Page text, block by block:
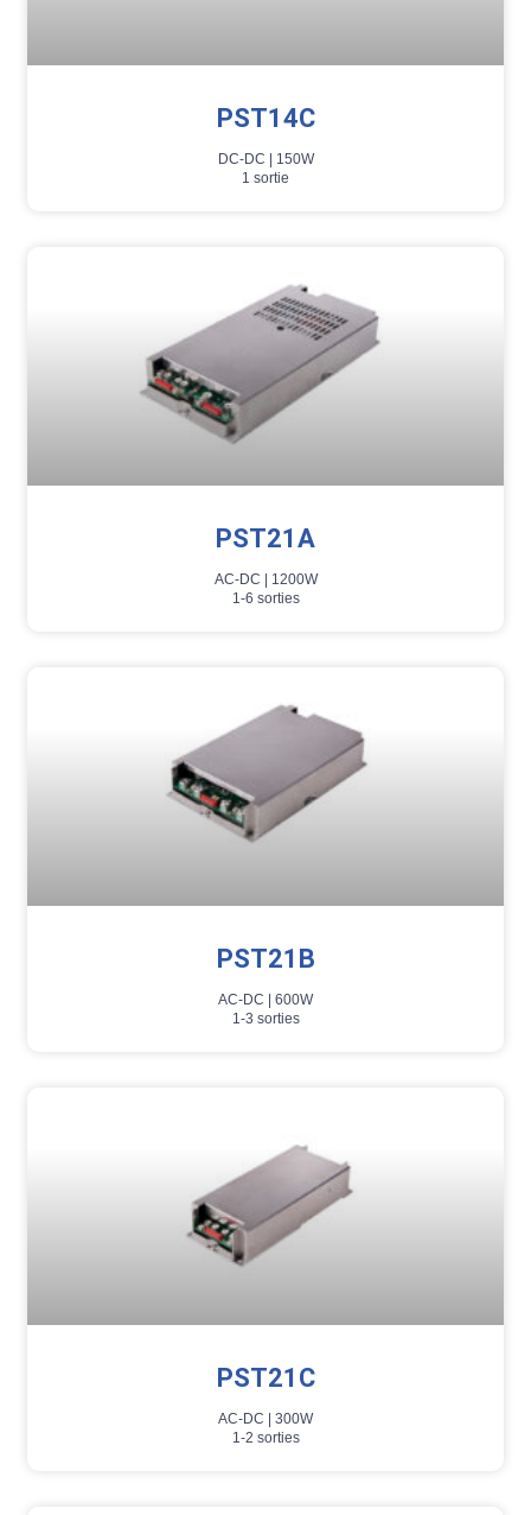
PST14C
DC-DC |
150W
1 sortie
PST21A
AC-DC |
1200W
1-6 sorties
PST21B
AC-DC | 600W
1-3 sorties
PST21C
AC-DC | 300W
1-2 sorties